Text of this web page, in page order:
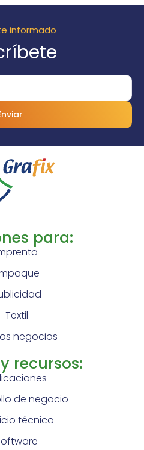
informado
para:
Textil
negocios
recursos:
de negocio
técnico